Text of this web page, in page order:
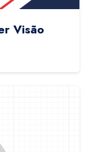
Visão